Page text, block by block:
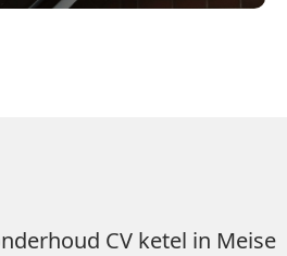
CV ketel in Meise